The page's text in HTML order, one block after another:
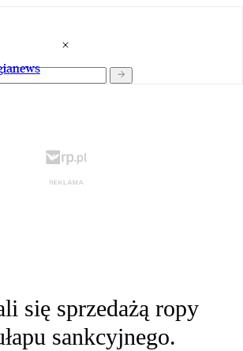
się sprzedażą ropy
sankcyjnego.